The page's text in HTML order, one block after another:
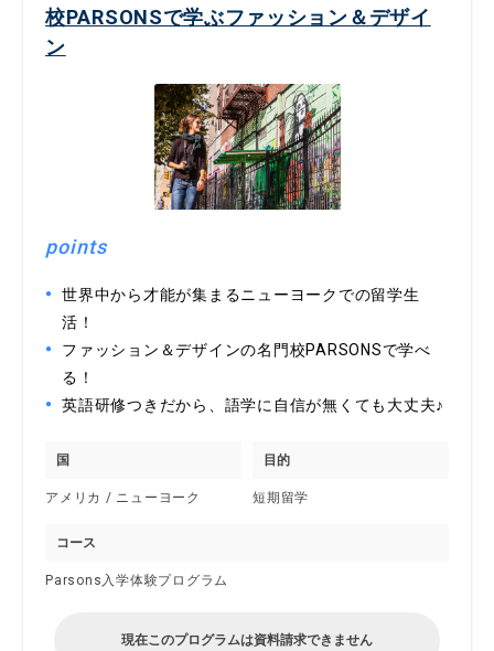
校PARSONSで学ぶファッション＆デザイ
ン
points
世界中から才能が集まるニューヨークでの留学生
活！
ファッション＆デザインの名門校PARSONSで学べ
る！
英語研修つきだから、語学に自信が無くても大丈夫♪
国
アメリカ / ニューヨーク
目的
短期留学
コース
Parsons入学体験プログラム
現在このプログラムは資料請求できません